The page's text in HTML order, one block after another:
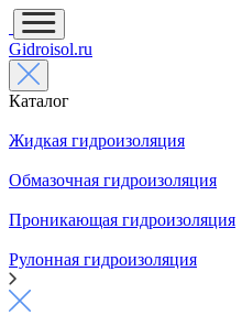
Gidroisol.ru
Каталог
Жидкая гидроизоляция
Обмазочная гидроизоляция
Проникающая гидроизоляция
Рулонная гидроизоляция